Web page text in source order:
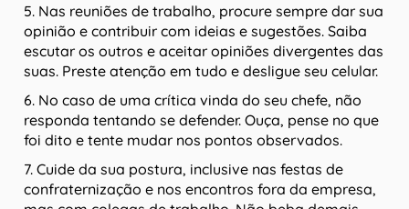
5. Nas reuniões de trabalho, procure sempre dar sua
opinião e contribuir com ideias e sugestões. Saiba
escutar os outros e aceitar opiniões divergentes das
suas. Preste atenção em tudo e desligue seu celular.
6. No caso de uma crítica vinda do seu chefe, não
responda tentando se defender. Ouça, pense no que
foi dito e tente mudar nos pontos observados.
7. Cuide da sua postura, inclusive nas festas de
confraternização e nos encontros fora da empresa,